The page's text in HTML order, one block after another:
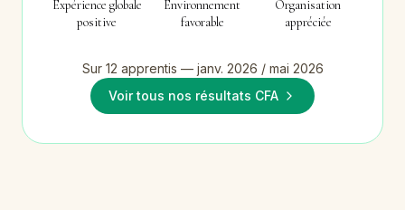
Expérience globale
positive
Environnement
favorable
Organisation
appréciée
Sur 12 apprentis — janv. 2026 / mai 2026
Voir tous nos résultats CFA